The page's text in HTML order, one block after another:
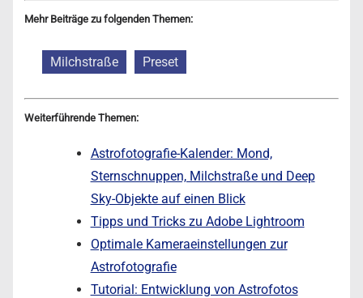
Mehr Beiträge zu folgenden Themen:
Milchstraße Preset
Weiterführende Themen:
Astrofotografie-Kalender: Mond,
Sternschnuppen, Milchstraße und Deep
Sky-Objekte auf einen Blick
Tipps und Tricks zu Adobe Lightroom
Optimale Kameraeinstellungen zur
Astrofotografie
Tutorial: Entwicklung von Astrofotos